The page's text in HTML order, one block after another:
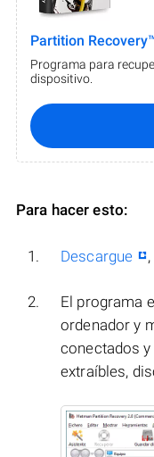
Partition
Programa para
dispositivo.
Para hacer esto:
Descargue
El programa
ordenador y
conectados
extraíbles,